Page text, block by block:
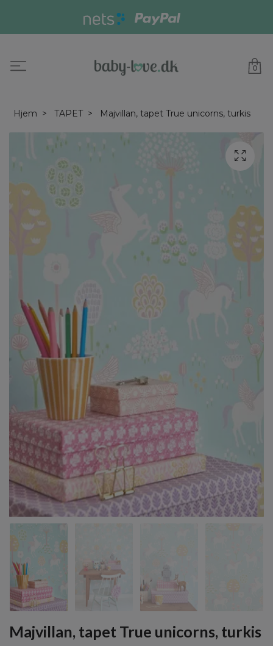
0
Hjem TAPET Majvillan, tapet True unicorns, turkis
Majvillan, tapet True unicorns, turkis